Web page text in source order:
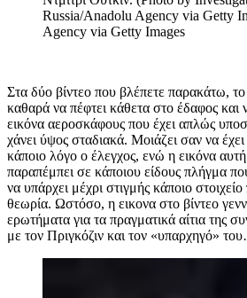
Russia/Anadolu Agency via Getty
Agency via Getty Images
Στα δύο βίντεο που βλέπετε παρακάτω, το
καθαρά να πέφτει κάθετα στο έδαφος και
εικόνα αεροσκάφους που έχει απλώς
χάνει ύψος σταδιακά. Μοιάζει σαν να έχει
κάποιο λόγο ο έλεγχος, ενώ η εικόνα
παραπέμπει σε κάποιου είδους πλήγμα
να υπάρχει μέχρι στιγμής κάποιο στοιχείο
θεωρία. Ωστόσο, η εικονα στο βίντεο
ερωτήματα για τα πραγματικά αίτια της
με τον Πριγκόζιν και τον «υπαρχηγό»